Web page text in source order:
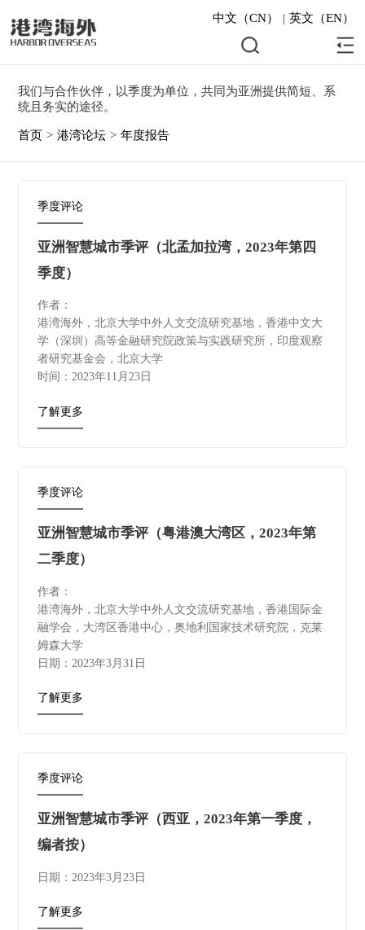
中文（CN） | 英文（EN）
我们与合作伙伴，以季度为单位，共同为亚洲提供简短、系
统且务实的途径。
首页 > 港湾论坛 > 年度报告
季度评论
亚洲智慧城市季评（北孟加拉湾，2023年第四
季度）
作者：
港湾海外，北京大学中外人文交流研究基地，香港中文大
学（深圳）高等金融研究院政策与实践研究所，印度观察
者研究基金会，北京大学
时间：2023年11月23日
了解更多
季度评论
亚洲智慧城市季评（粤港澳大湾区，2023年第
二季度）
作者：
港湾海外，北京大学中外人文交流研究基地，香港国际金
融学会，大湾区香港中心，奥地利国家技术研究院，克莱
姆森大学
日期：2023年3月31日
了解更多
季度评论
亚洲智慧城市季评（西亚，2023年第一季度，
编者按）
日期：2023年3月23日
了解更多